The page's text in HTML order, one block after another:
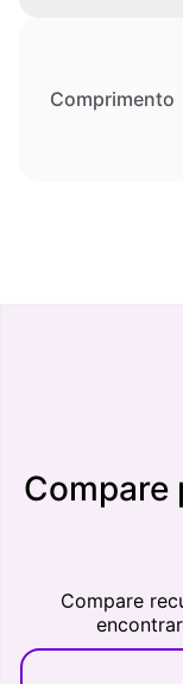
Comprimento
Compare
Compare